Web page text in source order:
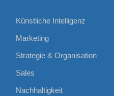
Künstliche Intelligenz
Marketing
Strategie & Organisation
Sales
Nachhaltigkeit